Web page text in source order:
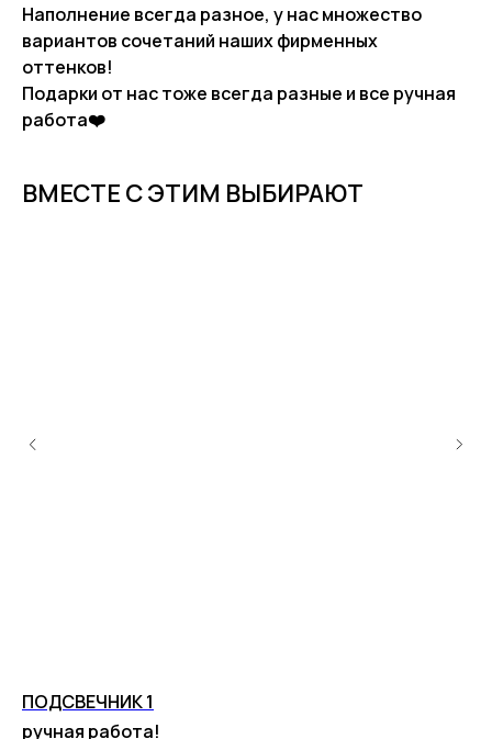
Наполнение всегда разное, у нас множество
вариантов сочетаний наших фирменных
оттенков!
Подарки от нас тоже всегда разные и все ручная
работа❤️
ВМЕСТЕ С ЭТИМ ВЫБИРАЮТ
ПОДСВЕЧНИК 1
ручная работа!